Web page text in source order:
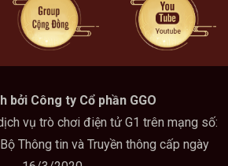
bởi Công ty Cổ phần GGO
vụ trò chơi điện tử G1 trên mạng số:
Thông tin và Truyền thông cấp ngày